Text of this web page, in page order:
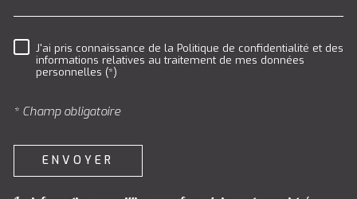
RÈGLEMENTATION
J'ai pris connaissance de la Politique de confidentialité et des
informations relatives au traitement de mes données
personnelles (*)
* Champ obligatoire
ENVOYER